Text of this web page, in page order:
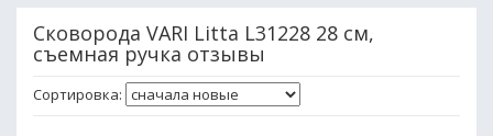
Сковорода VARI Litta L31228 28 см,
съемная ручка отзывы
Сортировка: